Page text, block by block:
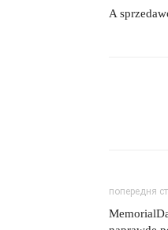
A
попередня